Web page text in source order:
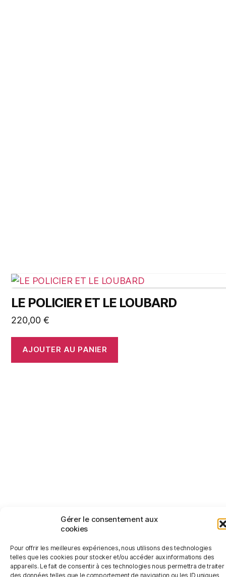
Gérer le consentement aux
cookies
Pour offrir les meilleures expériences, nous utilisons des technologies
telles que les cookies pour stocker et/ou accéder aux informations des
appareils. Le fait de consentir à ces technologies nous permettra de traiter
des données telles que le comportement de navigation ou les ID uniques
LE POLICIER ET LE LOUBARD
220,00 €
AJOUTER AU PANIER
Politique de confidentialité